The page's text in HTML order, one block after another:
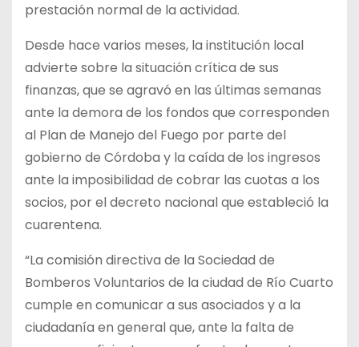
prestación normal de la actividad.
Desde hace varios meses, la institución local
advierte sobre la situación crítica de sus
finanzas, que se agravó en las últimas semanas
ante la demora de los fondos que corresponden
al Plan de Manejo del Fuego por parte del
gobierno de Córdoba y la caída de los ingresos
ante la imposibilidad de cobrar las cuotas a los
socios, por el decreto nacional que estableció la
cuarentena.
“La comisión directiva de la Sociedad de
Bomberos Voluntarios de la ciudad de Río Cuarto
cumple en comunicar a sus asociados y a la
ciudadanía en general que, ante la falta de